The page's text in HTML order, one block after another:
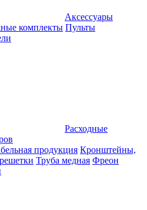
Аксессуары
комплекты Пульты
Расходные
продукция Кронштейны,
Труба медная Фреон